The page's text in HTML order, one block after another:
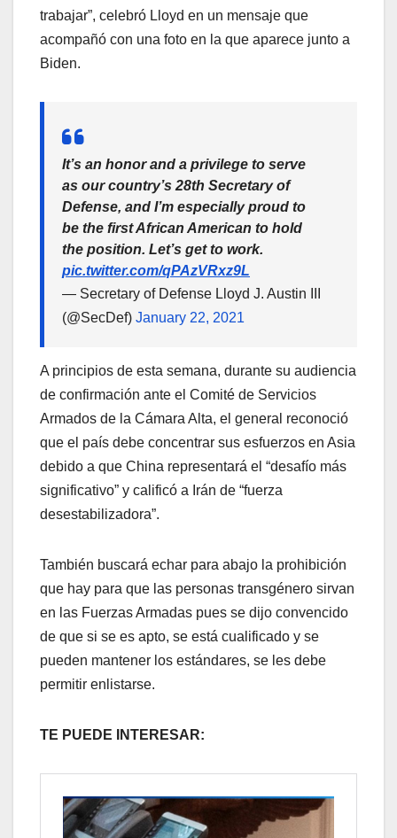
trabajar”, celebró Lloyd en un mensaje que
acompañó con una foto en la que aparece junto a
Biden.
It’s an honor and a privilege to serve
as our country’s 28th Secretary of
Defense, and I’m especially proud to
be the first African American to hold
the position. Let’s get to work.
pic.twitter.com/qPAzVRxz9L
— Secretary of Defense Lloyd J. Austin III
(@SecDef) January 22, 2021
A principios de esta semana, durante su audiencia
de confirmación ante el Comité de Servicios
Armados de la Cámara Alta, el general reconoció
que el país debe concentrar sus esfuerzos en Asia
debido a que China representará el “desafío más
significativo” y calificó a Irán de “fuerza
desestabilizadora”.
También buscará echar para abajo la prohibición
que hay para que las personas transgénero sirvan
en las Fuerzas Armadas pues se dijo convencido
de que si se es apto, se está cualificado y se
pueden mantener los estándares, se les debe
permitir enlistarse.
TE PUEDE INTERESAR: